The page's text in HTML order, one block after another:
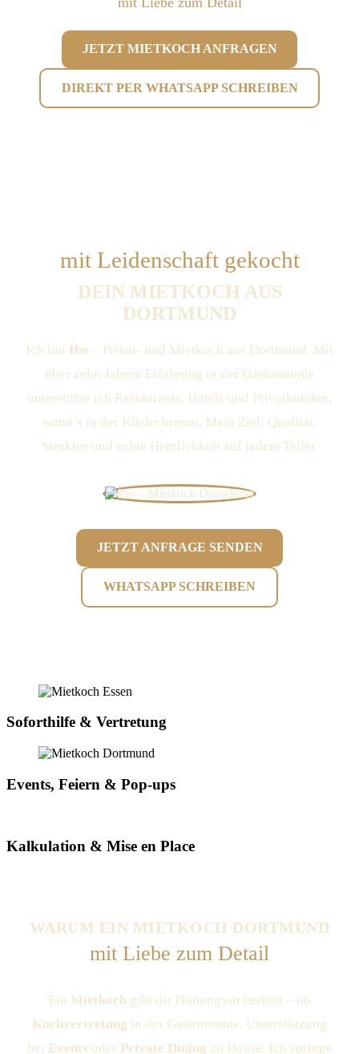
JETZT MIETKOCH ANFRAGEN
DIREKT PER WHATSAPP SCHREIBEN
mit Leidenschaft gekocht
DEIN MIETKOCH AUS
DORTMUND
Ich bin Ibo – Privat- und Mietkoch aus Dortmund. Mit
über zehn Jahren Erfahrung in der Gastronomie
unterstütze ich Restaurants, Hotels und Privatkunden,
wenn’s in der Küche brennt. Mein Ziel: Qualität,
Struktur und echte Herzlichkeit auf jedem Teller.
JETZT ANFRAGE SENDEN
WHATSAPP SCHREIBEN
Soforthilfe & Vertretung
Events, Feiern & Pop-ups
Kalkulation & Mise en Place
WARUM EIN MIETKOCH DORTMUND
mit Liebe zum Detail
Ein Mietkoch gibt dir Planungssicherheit – ob
Kochvertretung in der Gastronomie, Unterstützung
bei Events oder Private Dining zu Hause. Ich springe